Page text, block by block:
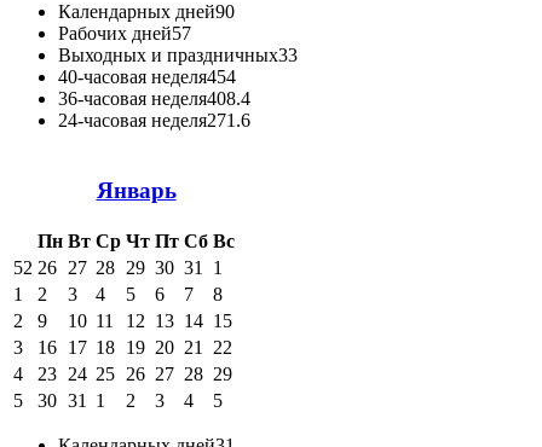
Календарных дней90
Рабочих дней57
Выходных и праздничных33
40-часовая неделя454
36-часовая неделя408.4
24-часовая неделя271.6
Январь
Пн Вт Ср Чт Пт Сб Вс
52 26 27 28 29 30 31
1
1
2 3 4 5 6 7
8
2
9 10 11 12 13 14 15
3
16 17 18 19 20 21
22
4
23 24 25 26 27 28 29
5
30 31 1 2 3 4 5